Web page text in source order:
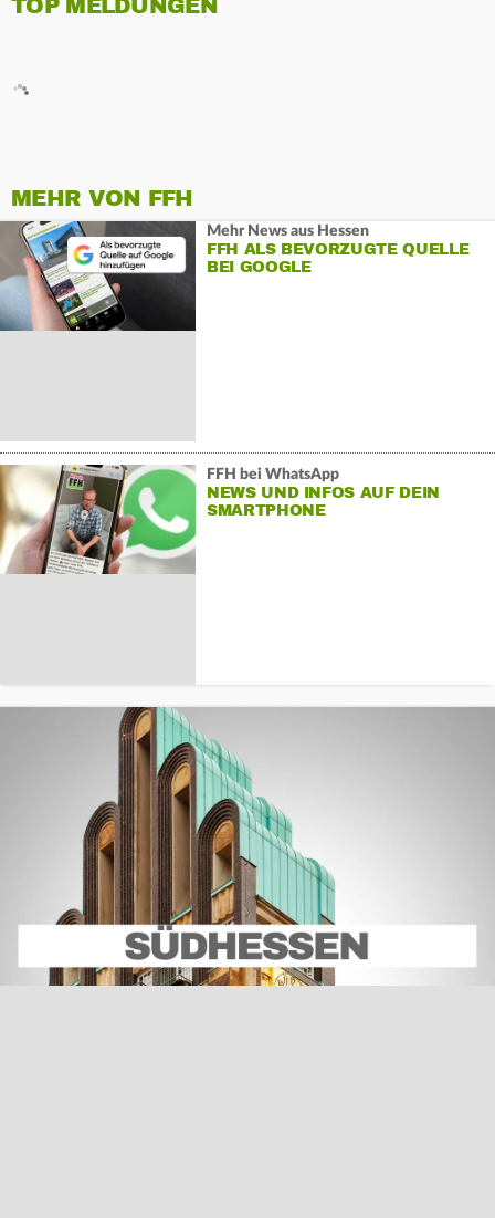
TOP MELDUNGEN
MEHR VON FFH
Mehr News aus Hessen
FFH ALS BEVORZUGTE QUELLE
BEI GOOGLE
FFH bei WhatsApp
NEWS UND INFOS AUF DEIN
SMARTPHONE